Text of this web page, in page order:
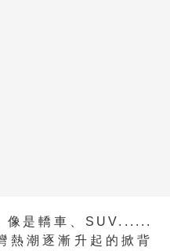
像是轎車、SUV......
熱潮逐漸升起的掀背